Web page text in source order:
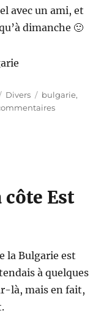
avec un ami, et
dimanche 🙂
Catégories
Divers Étiquettes
bulgarie,
sur
côte Est
la Bulgarie est
à quelques
là, mais en fait,